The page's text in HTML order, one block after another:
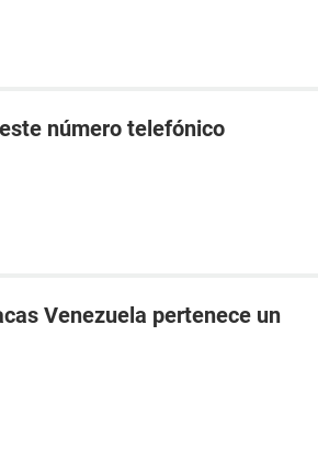
número telefónico
Venezuela pertenece un